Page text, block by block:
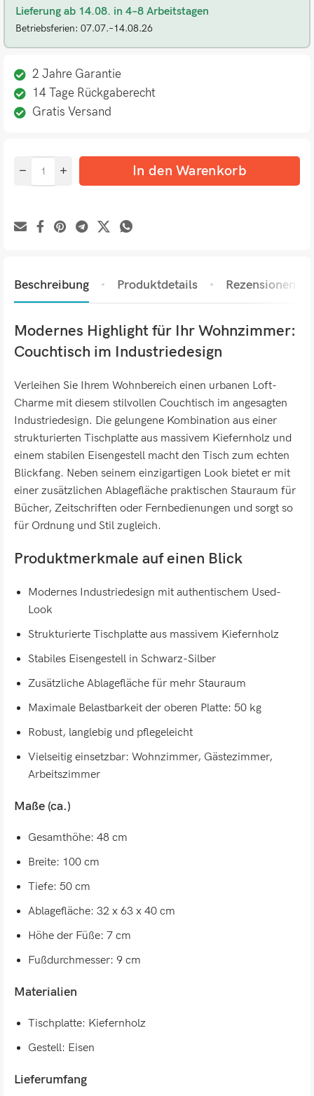
Lieferung ab 14.08. in 4–8 Arbeitstagen
Betriebsferien: 07.07.–14.08.26
2 Jahre Garantie
14 Tage Rückgaberecht
Gratis Versand
In den Warenkorb
Beschreibung Produktdetails Rezensionen (0)
Modernes Highlight für Ihr Wohnzimmer:
Couchtisch im Industriedesign
Verleihen Sie Ihrem Wohnbereich einen urbanen Loft-
Charme mit diesem stilvollen Couchtisch im angesagten
Industriedesign. Die gelungene Kombination aus einer
strukturierten Tischplatte aus massivem Kiefernholz und
einem stabilen Eisengestell macht den Tisch zum echten
Blickfang. Neben seinem einzigartigen Look bietet er mit
einer zusätzlichen Ablagefläche praktischen Stauraum für
Bücher, Zeitschriften oder Fernbedienungen und sorgt so
für Ordnung und Stil zugleich.
Produktmerkmale auf einen Blick
Modernes Industriedesign mit authentischem Used-
Look
Strukturierte Tischplatte aus massivem Kiefernholz
Stabiles Eisengestell in Schwarz-Silber
Zusätzliche Ablagefläche für mehr Stauraum
Maximale Belastbarkeit der oberen Platte: 50 kg
Robust, langlebig und pflegeleicht
Vielseitig einsetzbar: Wohnzimmer, Gästezimmer,
Arbeitszimmer
Maße (ca.)
Gesamthöhe: 48 cm
Breite: 100 cm
Tiefe: 50 cm
Ablagefläche: 32 x 63 x 40 cm
Höhe der Füße: 7 cm
Fußdurchmesser: 9 cm
Materialien
Tischplatte: Kiefernholz
Gestell: Eisen
Lieferumfang